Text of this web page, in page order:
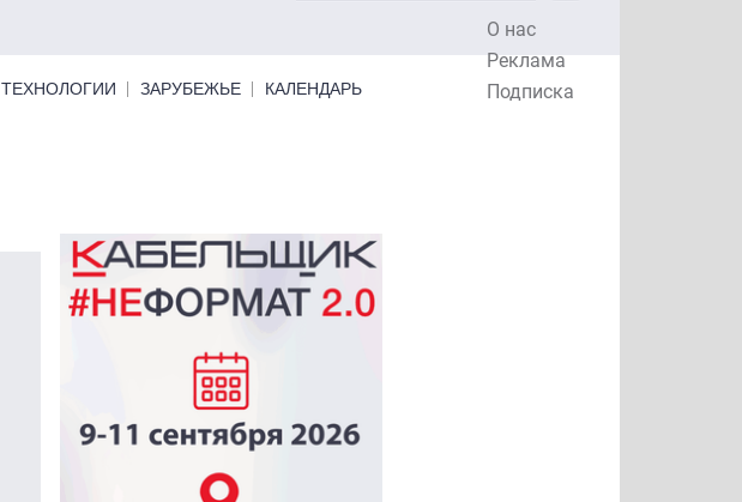
О нас
Реклама
Подписка
ТЕХНОЛОГИИ ЗАРУБЕЖЬЕ КАЛЕНДАРЬ